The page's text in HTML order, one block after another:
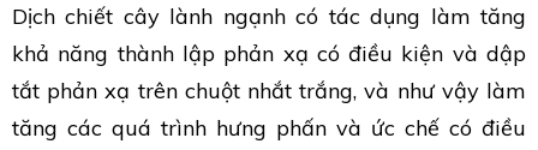
Dịch chiết cây lành ngạnh có tác dụng làm tăng
khả năng thành lập phản xạ có điều kiện và dập
tắt phản xạ trên chuột nhắt trắng, và như vậy làm
tăng các quá trình hưng phấn và ức chế có điều